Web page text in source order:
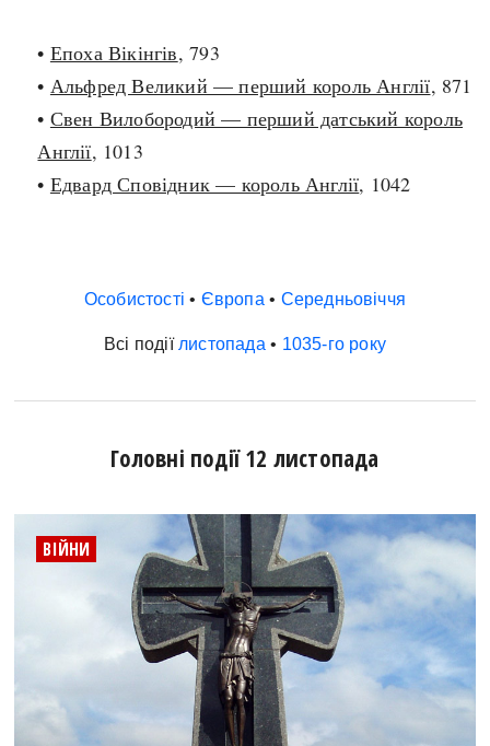
• Епоха Вікінгів, 793
• Альфред Великий — перший король Англії, 871
• Свен Вилобородий — перший датський король
Англії, 1013
• Едвард Сповідник — король Англії, 1042
Особистості • Європа • Середньовіччя
Всі події листопада • 1035-го року
Головні події 12 листопада
ВІЙНИ